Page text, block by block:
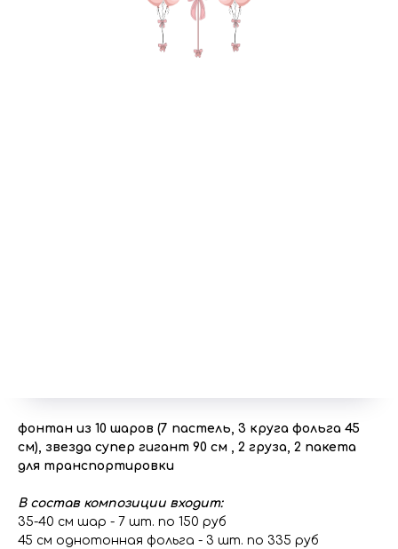
фонтан из 10 шаров (7 пастель, 3 круга фольга 45
см), звезда супер гигант 90 см , 2 груза, 2 пакета
для транспортировки
В состав композиции входит:
35-40 см шар - 7 шт. по 150 руб
45 см однотонная фольга - 3 шт. по 335 руб